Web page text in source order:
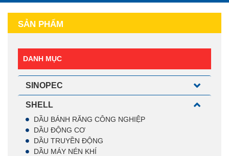
SẢN PHẨM
DANH MỤC
SINOPEC
SHELL
DẦU BÁNH RĂNG CÔNG NGHIỆP
DẦU ĐỘNG CƠ
DẦU TRUYỀN ĐỘNG
DẦU MÁY NÉN KHÍ